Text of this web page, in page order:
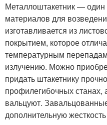
Металлоштакетник —
материалов для
изготавливается из
покрытием, которое
температурным
излучению. Можно
придать штакетнику
профилегибочных станах,
вальцуют.
дополнительную